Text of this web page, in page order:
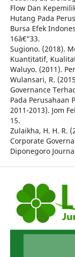
Flow Dan
Hutang Pada
Bursa Efek
16â€“33.
Sugiono. (2018).
Kuantitatif,
Waluyo. (2011).
Wulansari, R.
Governance
Pada Perusahaan
2011-2013). Jom
15.
Zulaikha, H. H. R.
Corporate
Diponegoro